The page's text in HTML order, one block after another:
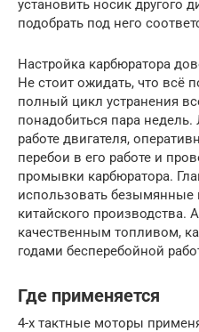
установить носик другого
подобрать под него
Настройка карбюратора
Не стоит ожидать, что всё
полный цикл устранения
понадобиться пара
работе двигателя,
перебои в его работе и
промывки карбюратора.
использовать
китайского производства.
качественным топливом,
годами бесперебойной
Где применяется
4-х тактные моторы